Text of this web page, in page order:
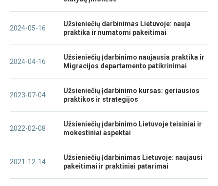
2024-05-16
Užsieniečių darbinimas Lietuvoje: nauja
praktika ir numatomi pakeitimai
2024-04-16
Užsieniečių įdarbinimo naujausia praktika ir
Migracijos departamento patikrinimai
2023-07-04
Užsieniečių įdarbinimo kursas: geriausios
praktikos ir strategijos
2022-02-08
Užsieniečių įdarbinimo Lietuvoje teisiniai ir
mokestiniai aspektai
2021-12-14
Užsieniečių įdarbinimas Lietuvoje: naujausi
pakeitimai ir praktiniai patarimai